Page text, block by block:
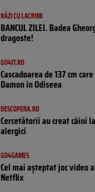
RÂZI CU LACRIMI
BANCUL ZILEI. Badea
dragoste!
GO4IT.RO
Cascadoarea de 137 cm
Damon în Odiseea
DESCOPERA.RO
Cercetătorii au creat câini
alergici
GO4GAMES
Cel mai așteptat joc video
Netflix